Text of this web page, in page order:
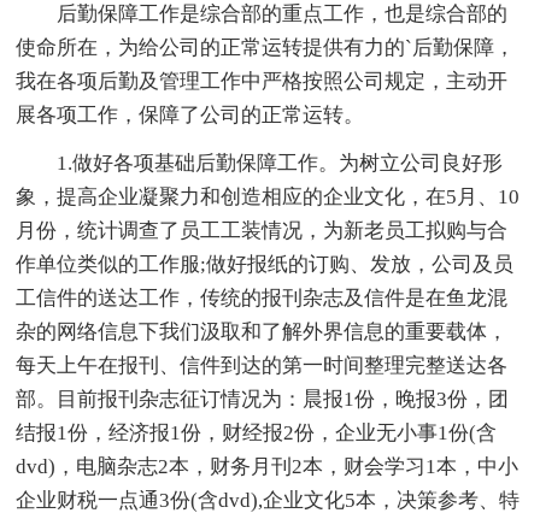
后勤保障工作是综合部的重点工作，也是综合部的
使命所在，为给公司的正常运转提供有力的`后勤保障，
我在各项后勤及管理工作中严格按照公司规定，主动开
展各项工作，保障了公司的正常运转。
1.做好各项基础后勤保障工作。为树立公司良好形
象，提高企业凝聚力和创造相应的企业文化，在5月、10
月份，统计调查了员工工装情况，为新老员工拟购与合
作单位类似的工作服;做好报纸的订购、发放，公司及员
工信件的送达工作，传统的报刊杂志及信件是在鱼龙混
杂的网络信息下我们汲取和了解外界信息的重要载体，
每天上午在报刊、信件到达的第一时间整理完整送达各
部。目前报刊杂志征订情况为：晨报1份，晚报3份，团
结报1份，经济报1份，财经报2份，企业无小事1份(含
dvd)，电脑杂志2本，财务月刊2本，财会学习1本，中小
企业财税一点通3份(含dvd),企业文化5本，决策参考、特